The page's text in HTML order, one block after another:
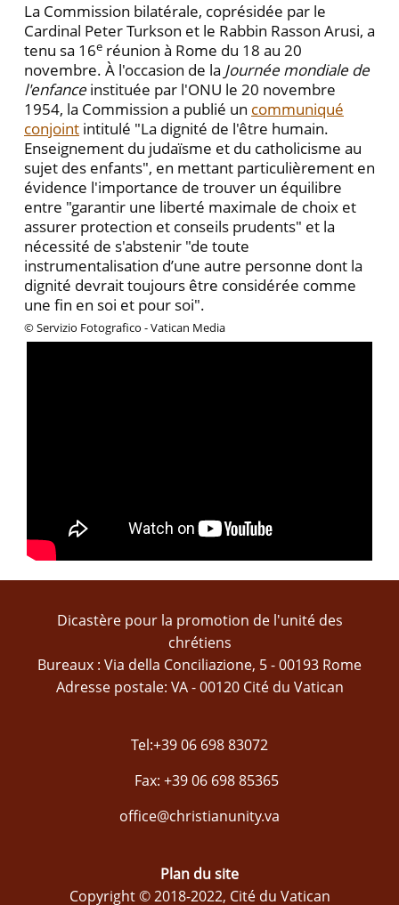
La Commission bilatérale, coprésidée par le
Cardinal Peter Turkson et le Rabbin Rasson Arusi, a
tenu sa 16e réunion à Rome du 18 au 20
novembre. À l'occasion de la Journée mondiale de
l'enfanceinstituée par l'ONU le 20 novembre
1954, la Commission a publié un communiqué
conjoint intitulé "La dignité de l'être humain.
Enseignement du judaïsme et du catholicisme au
sujet des enfants", en mettant particulièrement en
évidence l'importance de trouver un équilibre
entre "garantir une liberté maximale de choix et
assurer protection et conseils prudents" et la
nécessité de s'abstenir "de toute
instrumentalisation d’une autre personne dont la
dignité devrait toujours être considérée comme
une fin en soi et pour soi".
© Servizio Fotografico - Vatican Media
Dicastère pour la promotion de l'unité des
chrétiens
Bureaux : Via della Conciliazione, 5 - 00193 Rome
Adresse postale: VA - 00120 Cité du Vatican
Tel:+39 06 698 83072
Fax: +39 06 698 85365
office@christianunity.va
Plan du site
Copyright © 2018-2022, Cité du Vatican